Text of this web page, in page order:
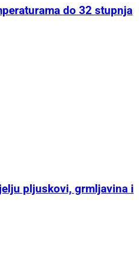
do 32 stupnja
pljuskovi, grmljavina i